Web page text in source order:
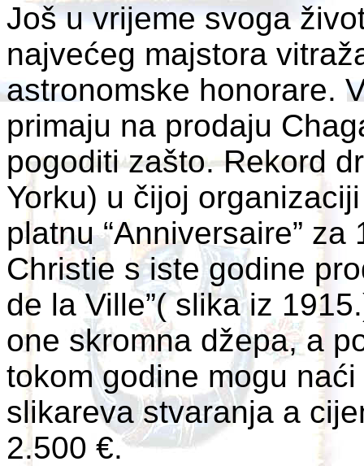
Još u vrijeme svoga
najvećeg majstora
astronomske honorare.
primaju na prodaju
pogoditi zašto. Rekord
Yorku) u čijoj
platnu “Anniversaire”
Christie s iste godine
de la Ville”( slika iz
one skromna džepa, a
tokom godine mogu
slikareva stvaranja a
2.500 €.